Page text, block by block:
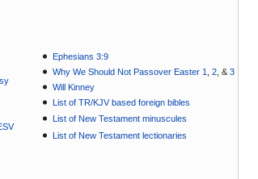
Ephesians 3:9
Why We Should Not Passover Easter 1
,2 , &3
Will Kinney
List of TR/KJV based foreign bibles
List of New Testament minuscules
List of New Testament lectionaries